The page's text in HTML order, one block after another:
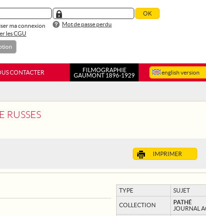
ma connexion
Mot de passe perdu
les CGU
english version
CONTACTER
FILMOGRAPHIE
GAUMONT 1896-1929
RUSSES
IMPRIMER
TYPE SUJET
COLLECTION
PATHÉ
JOURNAL